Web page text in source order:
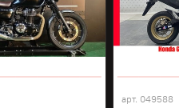
арт. 049588